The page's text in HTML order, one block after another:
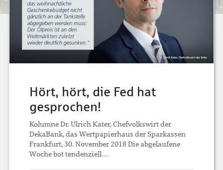
Hört, hört, die Fed hat
gesprochen!
Kolumne Dr. Ulrich Kater, Chefvolkswirt der
DekaBank, das Wertpapierhaus der Sparkassen
Frankfurt, 30. November 2018 Die abgelaufene
Woche bot tendenziell…